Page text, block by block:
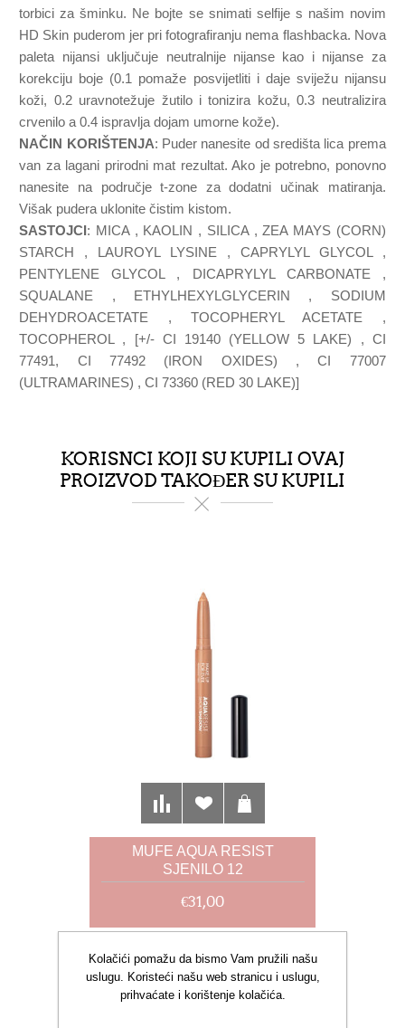
torbici za šminku. Ne bojte se snimati selfije s našim novim
HD Skin puderom jer pri fotografiranju nema flashbacka. Nova
paleta nijansi uključuje neutralnije nijanse kao i nijanse za
korekciju boje (0.1 pomaže posvijetliti i daje sviježu nijansu
koži, 0.2 uravnotežuje žutilo i tonizira kožu, 0.3 neutralizira
crvenilo a 0.4 ispravlja dojam umorne kože).
NAČIN KORIŠTENJA: Puder nanesite od središta lica prema
van za lagani prirodni mat rezultat. Ako je potrebno, ponovno
nanesite na područje t-zone za dodatni učinak matiranja.
Višak pudera uklonite čistim kistom.
SASTOJCI: MICA , KAOLIN , SILICA , ZEA MAYS (CORN)
STARCH , LAUROYL LYSINE , CAPRYLYL GLYCOL ,
PENTYLENE GLYCOL , DICAPRYLYL CARBONATE ,
SQUALANE , ETHYLHEXYLGLYCERIN , SODIUM
DEHYDROACETATE , TOCOPHERYL ACETATE ,
TOCOPHEROL , [+/- CI 19140 (YELLOW 5 LAKE) , CI
77491, CI 77492 (IRON OXIDES) , CI 77007
(ULTRAMARINES) , CI 73360 (RED 30 LAKE)]
KORISNCI KOJI SU KUPILI OVAJ
PROIZVOD TAKOĐER SU KUPILI
MUFE AQUA RESIST
SJENILO 12
€31,00
Kolačići pomažu da bismo Vam pružili našu
uslugu. Koristeći našu web stranicu i uslugu,
prihvaćate i korištenje kolačića.